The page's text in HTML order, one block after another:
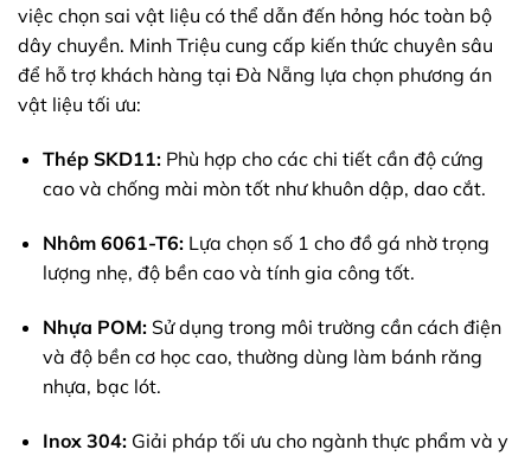
việc chọn sai vật liệu có thể dẫn đến hỏng hóc toàn bộ
dây chuyền. Minh Triệu cung cấp kiến thức chuyên sâu
để hỗ trợ khách hàng tại Đà Nẵng lựa chọn phương án
vật liệu tối ưu:
Thép SKD11:Phù hợp cho các chi tiết cần độ cứng
cao và chống mài mòn tốt như khuôn dập, dao cắt.
Nhôm 6061-T6:Lựa chọn số 1 cho đồ gá nhờ trọng
lượng nhẹ, độ bền cao và tính gia công tốt.
Nhựa POM:Sử dụng trong môi trường cần cách điện
và độ bền cơ học cao, thường dùng làm bánh răng
nhựa, bạc lót.
Inox 304:Giải pháp tối ưu cho ngành thực phẩm và y